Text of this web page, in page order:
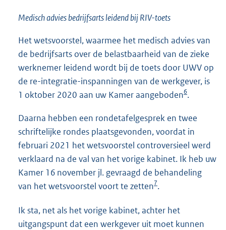
Medisch advies bedrijfsarts leidend bij RIV-toets
Het wetsvoorstel, waarmee het medisch advies van
de bedrijfsarts over de belastbaarheid van de zieke
werknemer leidend wordt bij de toets door UWV op
de re-integratie-inspanningen van de werkgever, is
1 oktober 2020 aan uw Kamer aangeboden6.
Daarna hebben een rondetafelgesprek en twee
schriftelijke rondes plaatsgevonden, voordat in
februari 2021 het wetsvoorstel controversieel werd
verklaard na de val van het vorige kabinet. Ik heb uw
Kamer 16 november jl. gevraagd de behandeling
van het wetsvoorstel voort te zetten7.
Ik sta, net als het vorige kabinet, achter het
uitgangspunt dat een werkgever uit moet kunnen